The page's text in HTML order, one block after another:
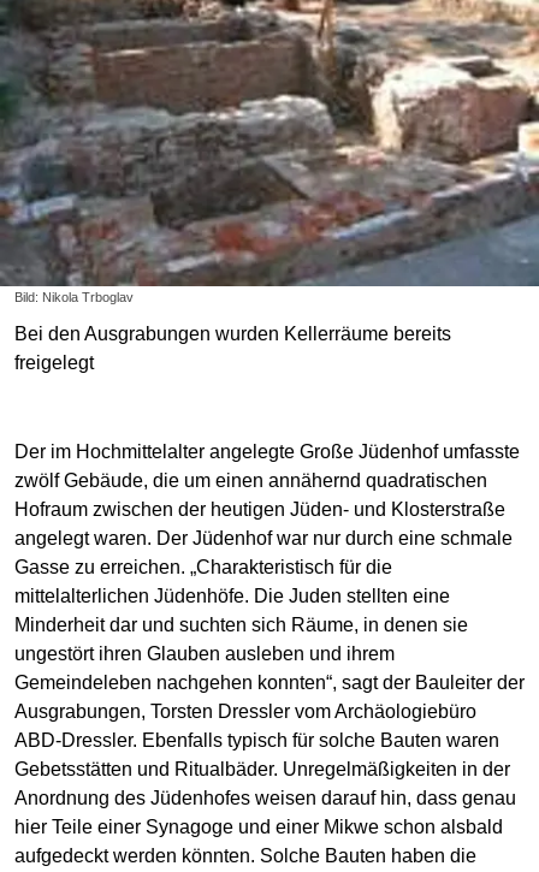
Bild: Nikola Trboglav
Bei den Ausgrabungen wurden Kellerräume bereits
freigelegt
Der im Hochmittelalter angelegte Große Jüdenhof umfasste
zwölf Gebäude, die um einen annähernd quadratischen
Hofraum zwischen der heutigen Jüden- und Klosterstraße
angelegt waren. Der Jüdenhof war nur durch eine schmale
Gasse zu erreichen. „Charakteristisch für die
mittelalterlichen Jüdenhöfe. Die Juden stellten eine
Minderheit dar und suchten sich Räume, in denen sie
ungestört ihren Glauben ausleben und ihrem
Gemeindeleben nachgehen konnten“, sagt der Bauleiter der
Ausgrabungen, Torsten Dressler vom Archäologiebüro
ABD-Dressler. Ebenfalls typisch für solche Bauten waren
Gebetsstätten und Ritualbäder. Unregelmäßigkeiten in der
Anordnung des Jüdenhofes weisen darauf hin, dass genau
hier Teile einer Synagoge und einer Mikwe schon alsbald
aufgedeckt werden könnten. Solche Bauten haben die